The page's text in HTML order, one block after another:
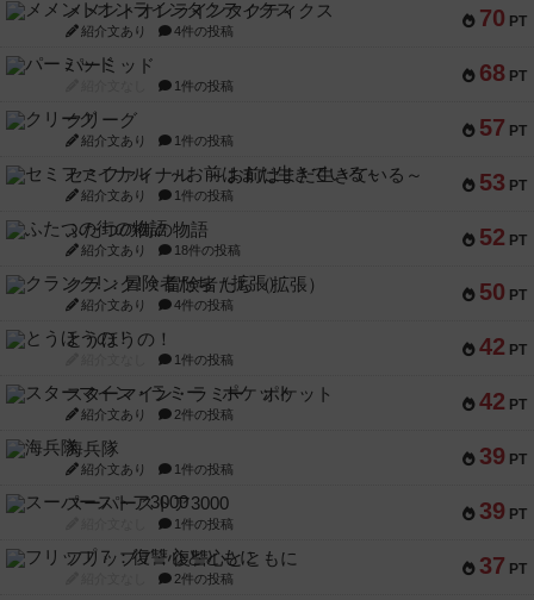
70 PT
メメントオンラインタクティクス
紹介文あり 4件の投稿
68 PT
パーミッド
1件の投稿
57 PT
クリーグ
紹介文あり 1件の投稿
53 PT
セミファイナル ～お前はまだ生きている～
紹介文あり 1件の投稿
52 PT
ふたつの街の物語
紹介文あり 18件の投稿
50 PT
クランク! ：冒険者たち（拡張）
紹介文あり 4件の投稿
42 PT
とうほうの！
1件の投稿
42 PT
スターマイン・ラミー ポケット
紹介文あり 2件の投稿
39 PT
海兵隊
紹介文あり 1件の投稿
39 PT
スーパーストア3000
1件の投稿
37 PT
フリップ７：復讐心とともに
2件の投稿